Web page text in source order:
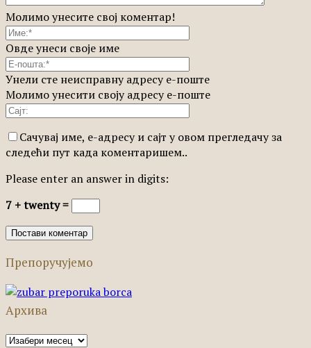
Молимо унесите свој коментар!
Овде унеси своје име
Унели сте неисправну адресу е-поште
Молимо унесити своју адресу е-поште
Сачувај име, е-адресу и сајт у овом прегледачу за
следећи пут када коментаришем..
Please enter an answer in digits:
7 + twenty =
Препоручујемо
Архива
Архива